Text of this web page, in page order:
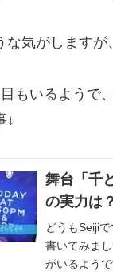
気がしますが、
もいるようで
↓
舞台「千
の実力は？
どうもSeiji
書いてみま
がいるよう